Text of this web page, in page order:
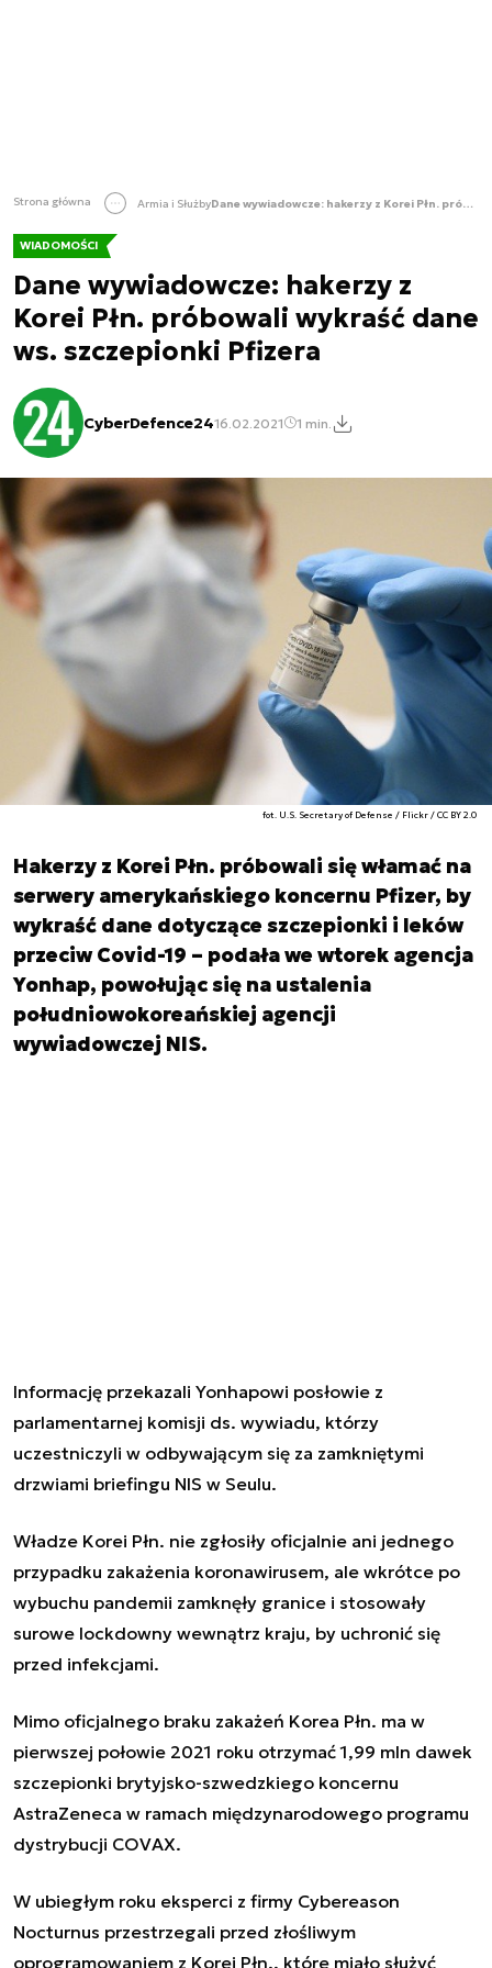
Strona główna Armia i Służby Dane wywiadowcze: hakerzy z Korei Płn. próbowali wykraść dane ws. szczepionki Pfizera
WIADOMOŚCI
Dane wywiadowcze: hakerzy z
Korei Płn. próbowali wykraść dane
ws. szczepionki Pfizera
CyberDefence2416.02.2021 1 min.
fot. U.S. Secretary of Defense / Flickr / CC BY 2.0
Hakerzy z Korei Płn. próbowali się włamać na
serwery amerykańskiego koncernu Pfizer, by
wykraść dane dotyczące szczepionki i leków
przeciw Covid-19 – podała we wtorek agencja
Yonhap, powołując się na ustalenia
południowokoreańskiej agencji
wywiadowczej NIS.
Informację przekazali Yonhapowi posłowie z
parlamentarnej komisji ds. wywiadu, którzy
uczestniczyli w odbywającym się za zamkniętymi
drzwiami briefingu NIS w Seulu.
Władze Korei Płn. nie zgłosiły oficjalnie ani jednego
przypadku zakażenia koronawirusem, ale wkrótce po
wybuchu pandemii zamknęły granice i stosowały
surowe lockdowny wewnątrz kraju, by uchronić się
przed infekcjami.
Mimo oficjalnego braku zakażeń Korea Płn. ma w
pierwszej połowie 2021 roku otrzymać 1,99 mln dawek
szczepionki brytyjsko-szwedzkiego koncernu
AstraZeneca w ramach międzynarodowego programu
dystrybucji COVAX.
W ubiegłym roku eksperci z firmy Cybereason
Nocturnus przestrzegali przed złośliwym
oprogramowaniem z Korei Płn., które miało służyć